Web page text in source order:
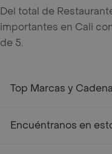
Del total de
importantes en Cali
de 5.
Top Marcas y
Encuéntranos en